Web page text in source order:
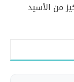
من الأسيد